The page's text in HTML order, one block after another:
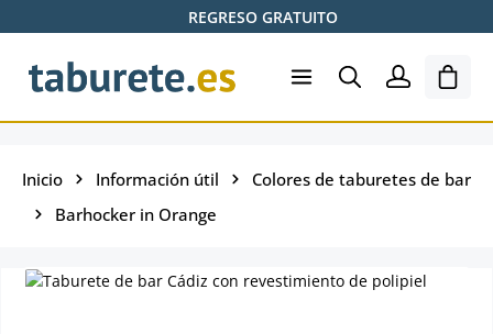
Saltar al contenido principalREGRESO GRATUITO
El
Inicio Información útil
Colores de taburetes de bar
Barhocker in Orange